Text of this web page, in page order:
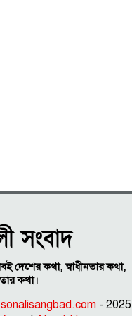
দেশের কথা, স্বাধীনতার কথা,
কথা।
sonalisangbad.com - 2025 |